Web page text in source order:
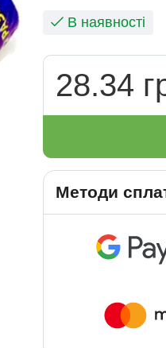
В наявності
28.34
Методи